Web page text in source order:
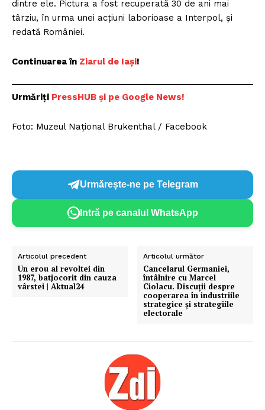
dintre ele. Pictura a fost recuperată 30 de ani mai
târziu, în urma unei acțiuni laborioase a Interpol, și
redată României.
Continuarea în Ziarul de Iași!
Urmăriți PressHUB și pe Google News!
Foto: Muzeul Național Brukenthal / Facebook
Urmărește-ne pe Telegram
Intră pe canalul WhatsApp
Articolul precedent
Un erou al revoltei din
1987, batjocorit din cauza
vârstei | Aktual24
Articolul următor
Cancelarul Germaniei,
întâlnire cu Marcel
Ciolacu. Discuții despre
cooperarea în industriile
strategice și strategiile
electorale